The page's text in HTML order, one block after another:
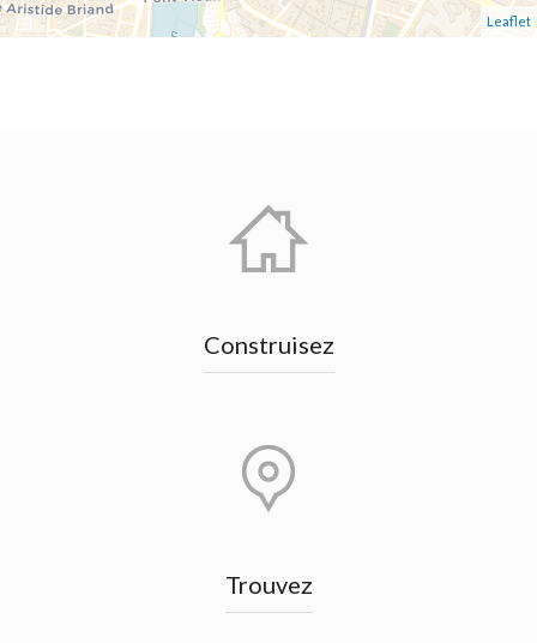
Leaflet
Construisez
Trouvez